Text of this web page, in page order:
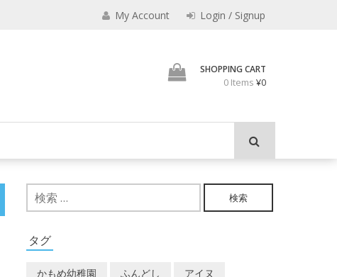
壁に耳あり障子にえなり
My Account Login / Signup
SHOPPING CART
0 Items ¥0
検
索:
タグ
かもめ幼稚園 ふんどし
アイヌ